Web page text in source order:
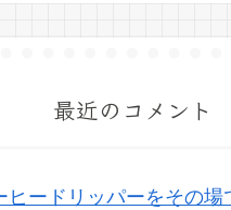
最近のコメント
ヒードリッパーをその場